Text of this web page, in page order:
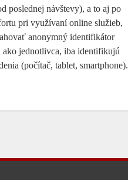
poslednej návštevy), a to aj po
pri využívaní online služieb,
anonymný identifikátor
ako jednotlivca, iba identifikujú
(počítač, tablet, smartphone).